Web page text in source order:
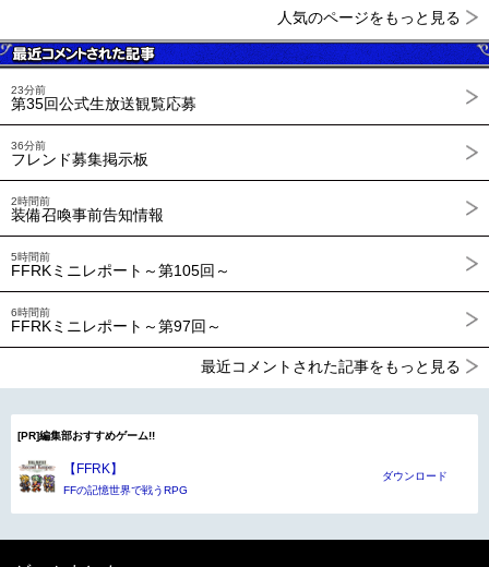
人気のページをもっと見る
23分前
第35回公式生放送観覧応募
36分前
フレンド募集掲示板
2時間前
装備召喚事前告知情報
5時間前
FFRKミニレポート～第105回～
6時間前
FFRKミニレポート～第97回～
最近コメントされた記事をもっと見る
[PR]編集部おすすめゲーム!!
【FFRK】
FFの記憶世界で戦うRPG
ダウンロード